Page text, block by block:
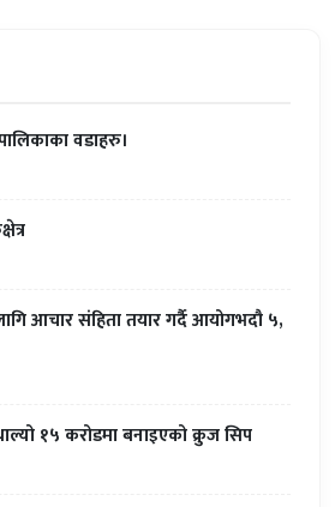
वडाहरु।
आचार संहिता तयार गर्दै आयोगभदौ ५,
१५ करोडमा बनाइएको क्रुज सिप